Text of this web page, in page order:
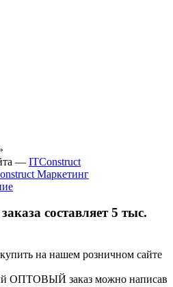
— ITConstruct
Маркетинг
составляет 5 тыс.
на нашем розничном сайте
ОПТОВЫЙ заказ можно написав